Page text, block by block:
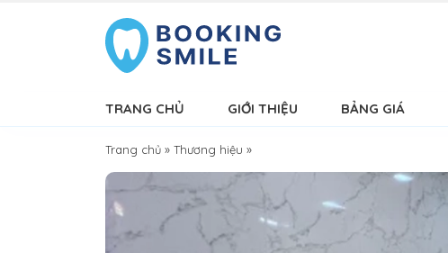
TRANG CHỦ GIỚI THIỆU BẢNG GIÁ
Trang chủ » Thương hiệu »